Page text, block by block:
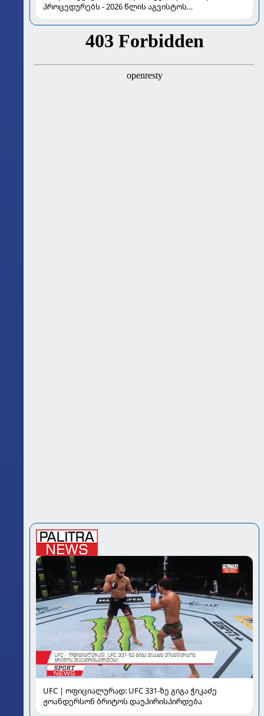
პროცედურებს - 2026 წლის აგვისტოს
UFC | ოფიციალურად: UFC 331-ზე გიგა ჭიკაძე
ჟოანდერსონ ბრიტოს დაუპირისპირდება